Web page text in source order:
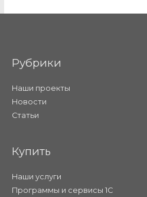
Рубрики
Наши проекты
Новости
Статьи
Купить
Наши услуги
Программы и сервисы 1С